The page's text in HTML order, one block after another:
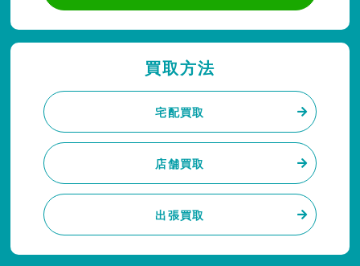
買取方法
宅配買取
店舗買取
出張買取